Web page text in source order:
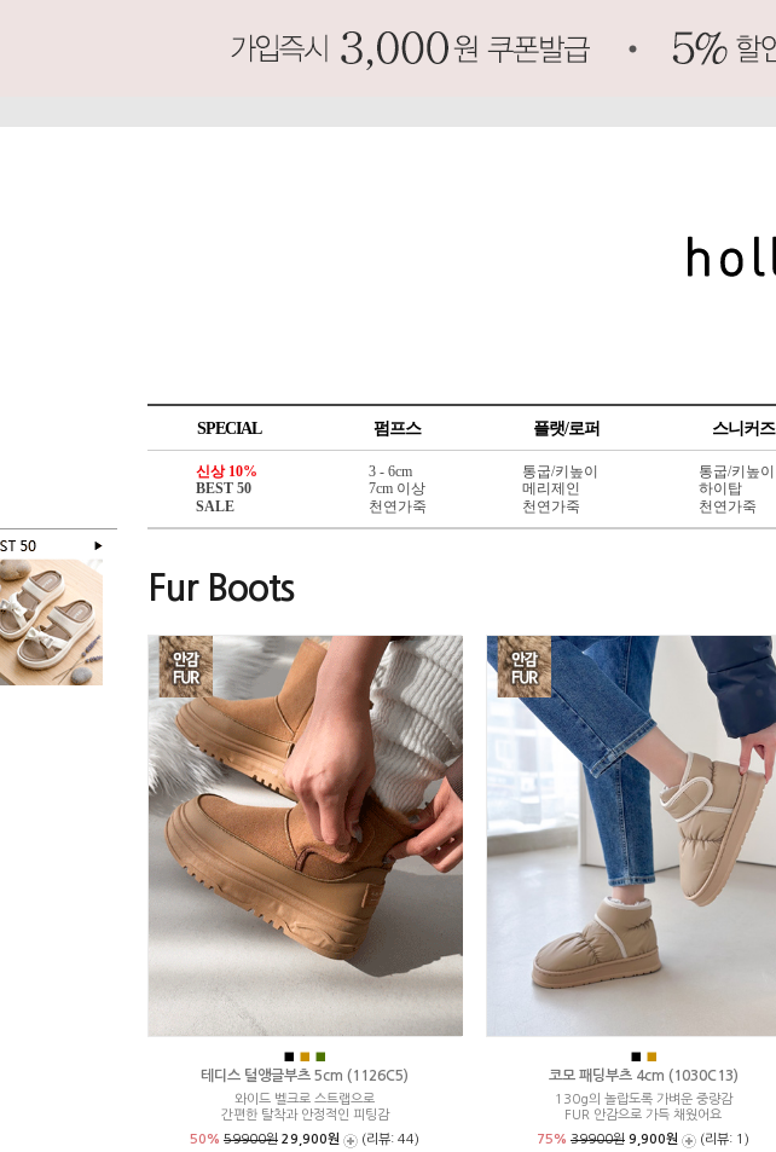
SPECIAL 펌프스 플랫/로퍼 스니커즈
신상 10%
BEST 50
SALE
3 - 6cm
7cm 이상
천연가죽
통굽/키높이
메리제인
천연가죽
통굽/키높이
하이탑
천연가죽
Fur Boots
■ ■ ■
테디스 털앵글부츠 5cm (1126C5)
와이드 벨크로 스트랩으로
간편한 탈착과 안정적인 피팅감
50% 59900원 29,900원 (리뷰: 44)
■ ■
코모 패딩부츠 4cm (1030C13)
130g의 놀랍도록 가벼운 중량감
FUR 안감으로 가득 채웠어요
75% 39900원 9,900원 (리뷰: 1)